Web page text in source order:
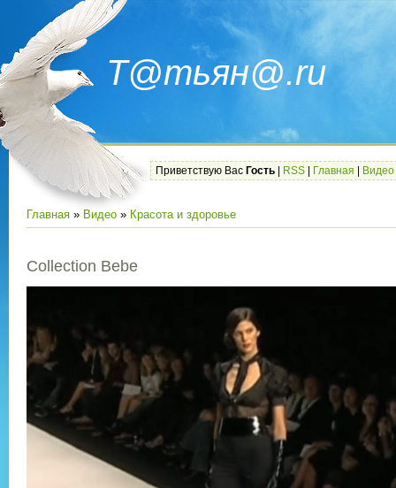
Т@тьян@.ru
Приветствую Вас Гость RSS Главная Видео
Главная » Видео » Красота и здоровье
Collection Bebe